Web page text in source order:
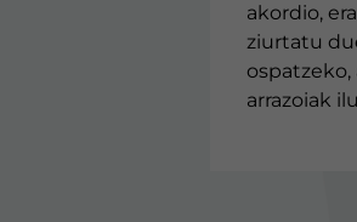
akordio,
ziurtatu
ospatzeko,
arrazoiak